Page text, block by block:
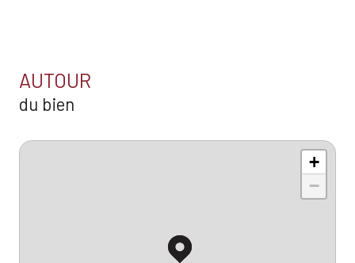
AUTOUR
du bien
+
−